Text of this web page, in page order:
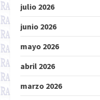
julio 2026
junio 2026
mayo 2026
abril 2026
marzo 2026